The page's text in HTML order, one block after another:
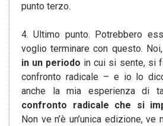
punto terzo.
4. Ultimo punto. Potrebbero
voglio terminare con questo.
in un periodo in cui si sente, si
confronto radicale – e io lo
anche la mia esperienza di
confronto radicale che si
Non ve n’è un’unica edizione,